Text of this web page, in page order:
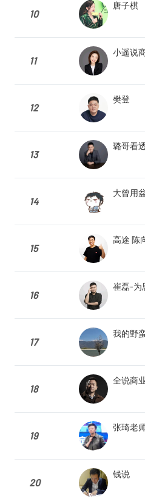
10
唐子棋
11
小遥说
12
樊登
13
璐哥看
14
大曾用
15
高途 陈
16
崔磊-为
17
我的野
18
全说商
19
张琦老
20
钱说